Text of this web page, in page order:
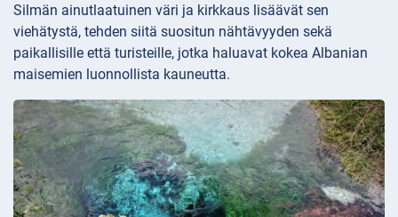
Silmän ainutlaatuinen väri ja kirkkaus lisäävät sen
viehätystä, tehden siitä suositun nähtävyyden sekä
paikallisille että turisteille, jotka haluavat kokea Albanian
maisemien luonnollista kauneutta.